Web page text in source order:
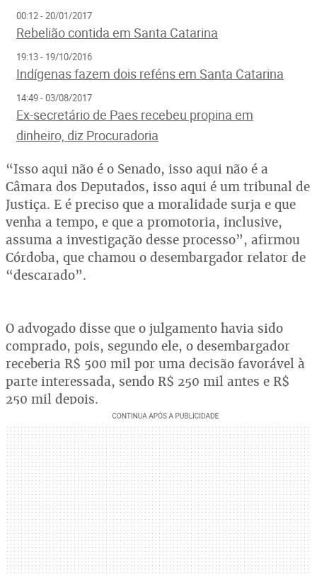
00:12 - 20/01/2017
Rebelião contida em Santa Catarina
19:13 - 19/10/2016
Indígenas fazem dois reféns em Santa Catarina
14:49 - 03/08/2017
Ex-secretário de Paes recebeu propina em
dinheiro, diz Procuradoria
“Isso aqui não é o Senado, isso aqui não é a
Câmara dos Deputados, isso aqui é um tribunal de
Justiça. E é preciso que a moralidade surja e que
venha a tempo, e que a promotoria, inclusive,
assuma a investigação desse processo”, afirmou
Córdoba, que chamou o desembargador relator de
“descarado”.
O advogado disse que o julgamento havia sido
comprado, pois, segundo ele, o desembargador
receberia R$ 500 mil por uma decisão favorável à
parte interessada, sendo R$ 250 mil antes e R$
250 mil depois.